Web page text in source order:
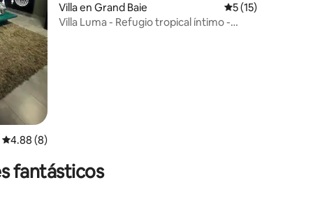
Calificación promedio: 4.88 de 5; 8 evaluaciones
4.88 (8)
Villa en Grand Baie Calificación
5 (15)
Villa Luma - Refugio tropical íntimo -
fantásticos